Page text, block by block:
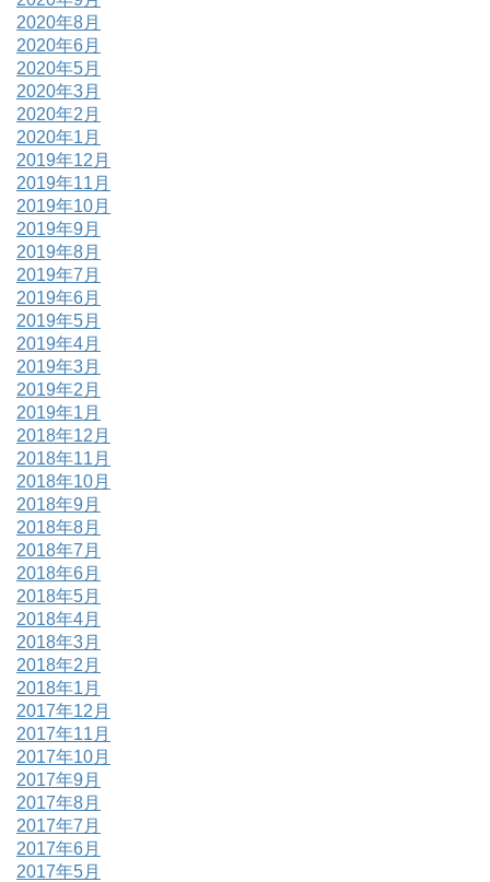
2020年8月
2020年6月
2020年5月
2020年3月
2020年2月
2020年1月
2019年12月
2019年11月
2019年10月
2019年9月
2019年8月
2019年7月
2019年6月
2019年5月
2019年4月
2019年3月
2019年2月
2019年1月
2018年12月
2018年11月
2018年10月
2018年9月
2018年8月
2018年7月
2018年6月
2018年5月
2018年4月
2018年3月
2018年2月
2018年1月
2017年12月
2017年11月
2017年10月
2017年9月
2017年8月
2017年7月
2017年6月
2017年5月